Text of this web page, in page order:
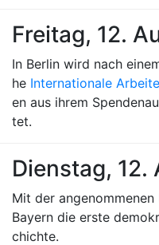
Freitag, 12.
In Berlin wird nach
he Internationale
en aus ihrem
tet.
Dienstag, 12.
Mit der
Bayern die erste
chichte.